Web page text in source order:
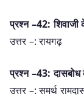
प्रश्न –42: शिवाजी
उत्तर –: रायगढ़
प्रश्न –43:
उत्तर –: समर्थ